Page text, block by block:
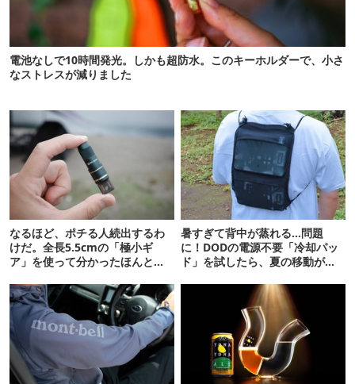
電池なしで10時間発光。しかも超防水。このキーホルダーで、小さ
なストレスが減りました
なるほど、ポチる人続出するわ
けだ。全長5.5cmの「極小ギ
ア」を使って分かったほんとの
暑すぎて背中が蒸れる…問題
に！DODの電源不要「冷却パッ
ド」を試したら、夏の移動がラ